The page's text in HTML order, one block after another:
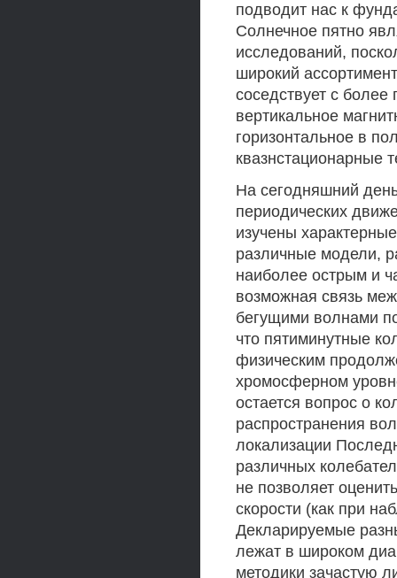
подводит нас к
Солнечное пятно
исследований,
широкий
соседствует с более
вертикальное
горизонтальное в
квазнстационарные
На сегодняшний
периодических
изучены
различные модели,
наиболее острым и
возможная связь
бегущими волнами
что пятиминутные
физическим
хромосферном
остается вопрос о
распространения
локализации
различных
не позволяет
скорости (как при
Декларируемые
лежат в широком
методики зачастую